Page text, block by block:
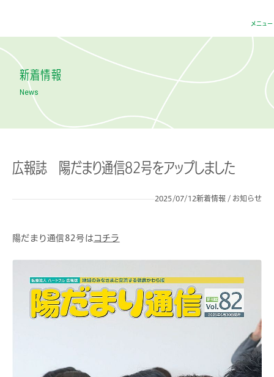
メニュー
新着情報
News
広報誌 陽だまり通信82号をアップしました
2025/07/12新着情報 / お知らせ
陽だまり通信82号はコチラ